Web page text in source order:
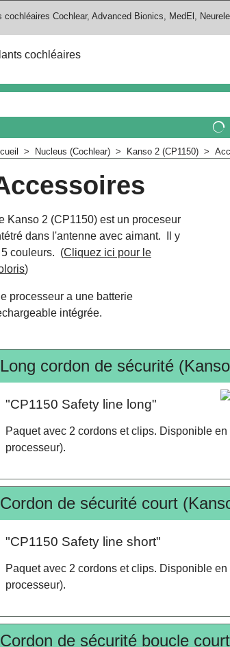
Cochlear, Advanced Bionics, MedEl,
cochléaires
> Nucleus (Cochlear) > Kanso 2 (CP1150) >
Kanso 2 (CP1150) est un proceseur
dans l'antenne avec aimant. Il y
couleurs. (Cliquez ici pour le
)
processeur a une batterie
intégrée.
Long cordon de sécurité
"CP1150 Safety line long"
Paquet avec 2 cordons et clips. Disponible
processeur).
Cordon de sécurité court
"CP1150 Safety line short"
Paquet avec 2 cordons et clips. Disponible
processeur).
Cordon de sécurité boucle